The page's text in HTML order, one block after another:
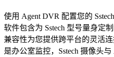
使用 Agent DVR 配置您的
软件包含为 Sstech 型号量身定
兼容性为您提供跨平台的灵活
是办公室监控，Sstech 摄像头